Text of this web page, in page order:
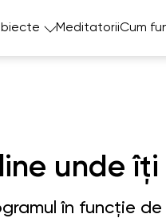
MeditatoriiCum
unde
în funcție